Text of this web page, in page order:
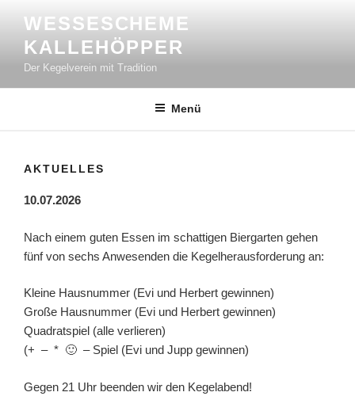
Inhalt
springen
WESSESCHEME
KALLEHÖPPER
Der Kegelverein mit Tradition
Menü
AKTUELLES
10.07.2026
Nach einem guten Essen im schattigen Biergarten gehen
fünf von sechs Anwesenden die Kegelherausforderung an:
Kleine Hausnummer (Evi und Herbert gewinnen)
Große Hausnummer (Evi und Herbert gewinnen)
Quadratspiel (alle verlieren)
(+ – * 🙂 – Spiel (Evi und Jupp gewinnen)
Gegen 21 Uhr beenden wir den Kegelabend!